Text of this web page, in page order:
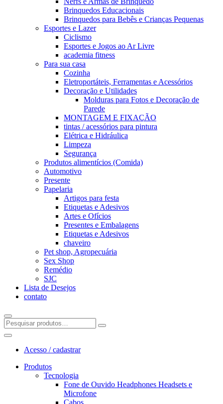
Brinquedos Educacionais
Brinquedos para Bebês e Crianças Pequenas
Esportes e Lazer
Ciclismo
Esportes e Jogos ao Ar Livre
academia fitness
Para sua casa
Cozinha
Eletroportáteis, Ferramentas e Acessórios
Decoração e Utilidades
Molduras para Fotos e Decoração de
Parede
MONTAGEM E FIXAÇÃO
tintas / acessórios para pintura
Elétrica e Hidráulica
Limpeza
Segurança
Produtos alimentícios (Comida)
Automotivo
Presente
Papelaria
Artigos para festa
Etiquetas e Adesivos
Artes e Ofícios
Presentes e Embalagens
Etiquetas e Adesivos
chaveiro
Pet shop, Agropecuária
Sex Shop
Remédio
SJC
Lista de Desejos
contato
Acesso / cadastrar
Produtos
Tecnologia
Fone de Ouvido Headphones Headsets e
Microfone
Cabos